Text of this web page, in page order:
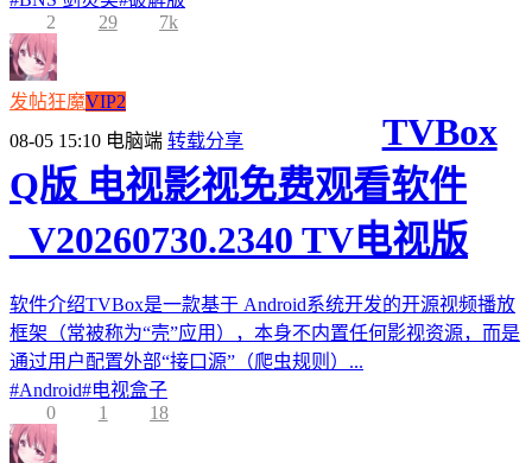
2
29 7k
发帖狂魔VIP2
08-05 15:10 电脑端 转载分享
TVBox
Q版 电视影视免费观看软件
_V20260730.2340 TV电视版
软件介绍TVBox是一款基于 Android系统开发的开源视频播放
框架（常被称为“壳”应用），本身不内置任何影视资源，而是
通过用户配置外部“接口源”（爬虫规则）...
#Android#电视盒子
0
1 18